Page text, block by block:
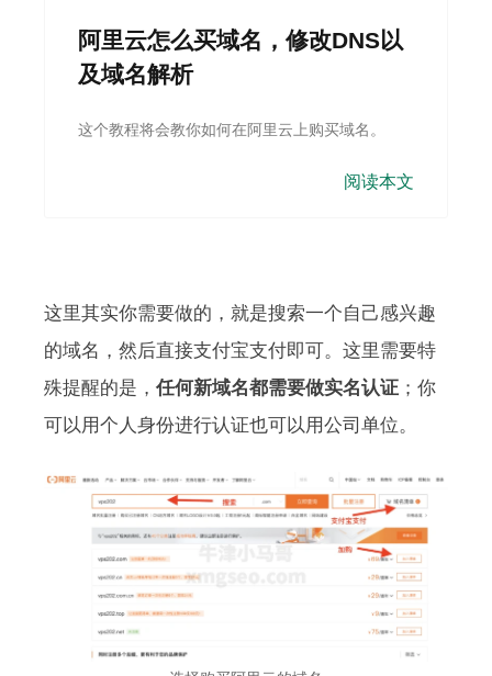
阿里云怎么买域名，修改DNS以
及域名解析
这个教程将会教你如何在阿里云上购买域名。
阅读本文
这里其实你需要做的，就是搜索一个自己感兴趣
的域名，然后直接支付宝支付即可。这里需要特
殊提醒的是， 任何新域名都需要做实名认证 ；你
可以用个人身份进行认证也可以用公司单位。